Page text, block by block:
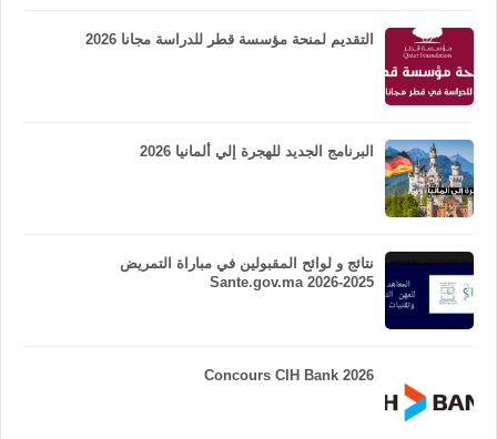
التقديم لمنحة مؤسسة قطر للدراسة مجانا 2026
البرنامج الجديد للهجرة إلي ألمانيا 2026
نتائج و لوائح المقبولين في مباراة التمريض
Sante.gov.ma 2026-2025
Concours CIH Bank 2026